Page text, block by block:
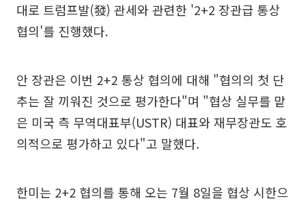
대로 트럼프발(發) 관세와 관련한 '2+2 장관급 통상
협의'를 진행했다.
안 장관은 이번 2+2 통상 협의에 대해 "협의의 첫 단
추는 잘 끼워진 것으로 평가한다"며 "협상 실무를 맡
은 미국 측 무역대표부(USTR) 대표와 재무장관도 호
의적으로 평가하고 있다"고 말했다.
한미는 2+2 협의를 통해 오는 7월 8일을 협상 시한으